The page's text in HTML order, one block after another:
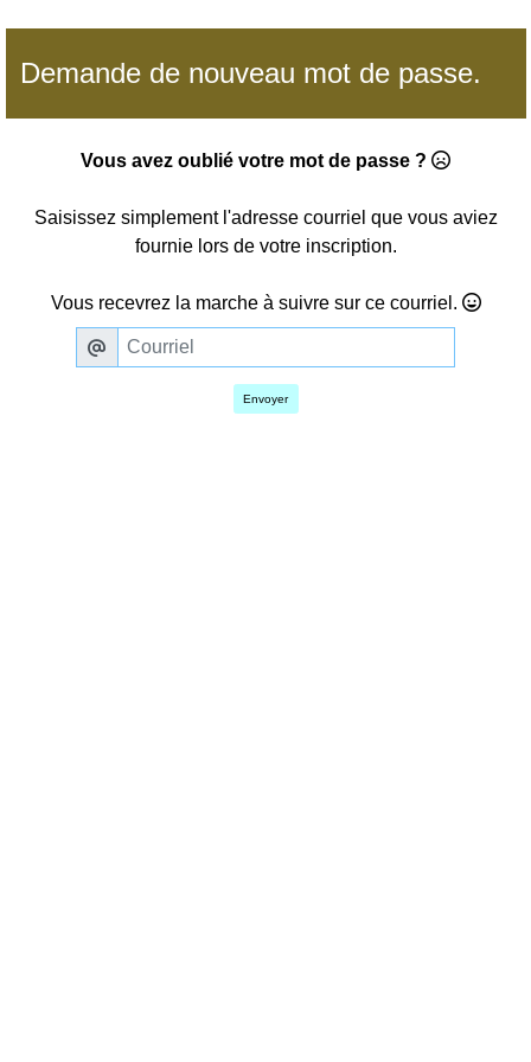
Demande de nouveau mot de passe.
Vous avez oublié votre mot de passe ?
Saisissez simplement l'adresse courriel que vous aviez
fournie lors de votre inscription.
Vous recevrez la marche à suivre sur ce courriel.
Envoyer